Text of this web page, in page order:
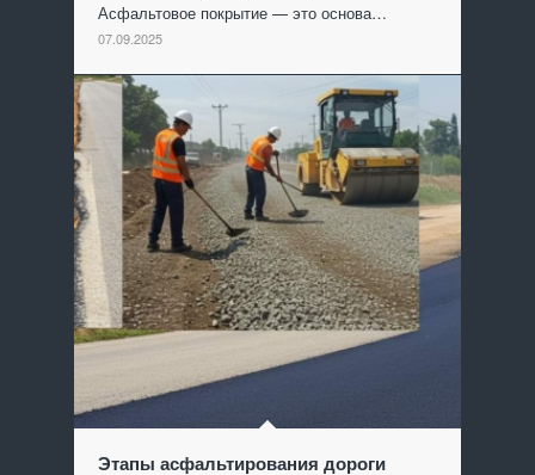
Асфальтовое покрытие — это основа…
07.09.2025
Этапы асфальтирования дороги